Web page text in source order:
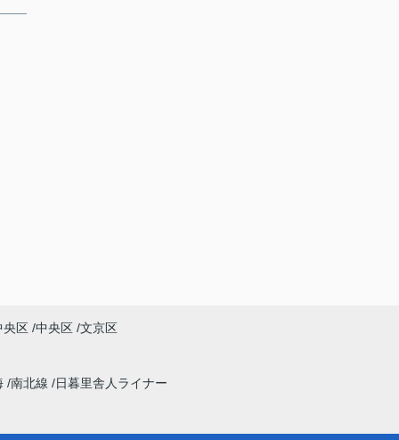
央区 中央区 文京区
南北線 日暮里舎人ライナー